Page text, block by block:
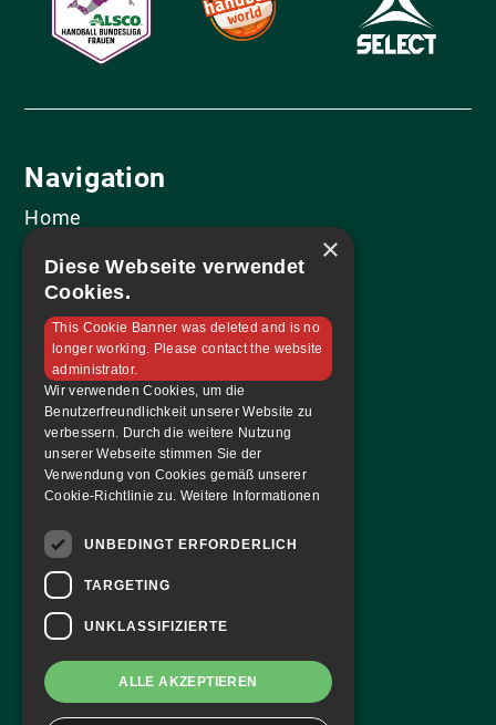
Navigation
Home
Sponsoren
Kontakt
Tickets & Magazin
Tickets bestellen
Dauerkarte
Hallenmagazin
FAF Blog
Team
Mannschaft
Du hast Fragen?
×
Diese Webseite verwendet
Cookies.
This Cookie Banner was deleted and is no
longer working. Please contact the website
administrator.
Wir verwenden Cookies, um die
Benutzerfreundlichkeit unserer Website zu
verbessern. Durch die weitere Nutzung
unserer Webseite stimmen Sie der
Verwendung von Cookies gemäß unserer
Cookie-Richtlinie zu. Weitere Informationen
UNBEDINGT ERFORDERLICH
TARGETING
UNKLASSIFIZIERTE
ALLE AKZEPTIEREN